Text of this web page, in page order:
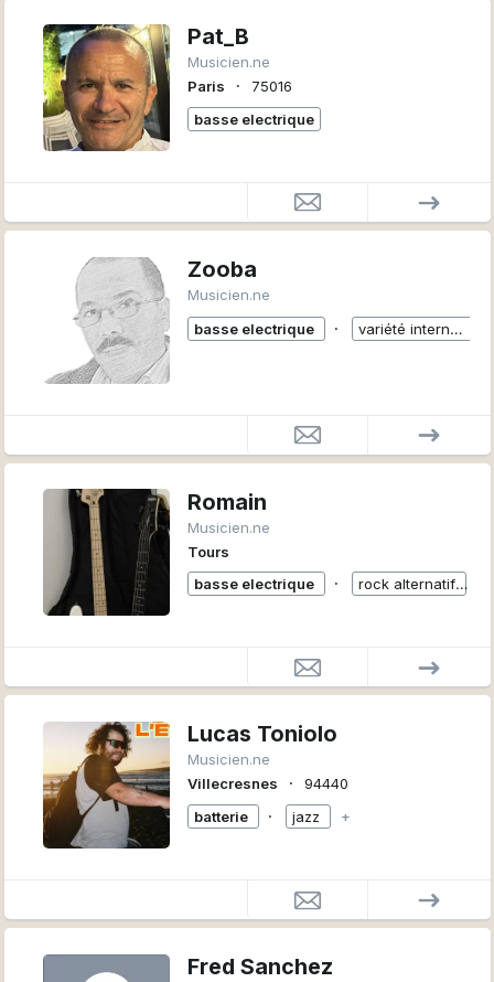
Pat_B
Musicien.ne
Paris
∙
75016
basse electrique
Zooba
Musicien.ne
basse electrique
∙ variété internationale
Romain
Musicien.ne
Tours
basse electrique
∙ rock alternatif
Lucas Toniolo
Musicien.ne
Villecresnes
∙
94440
batterie
∙ jazz +
Fred Sanchez